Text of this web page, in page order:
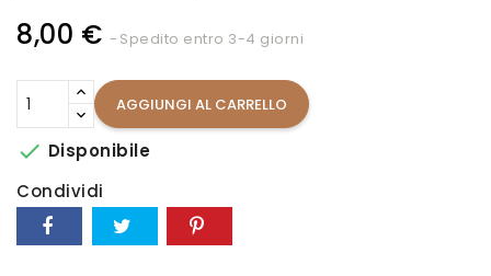
8,00 € Spedito entro 3-4 giorni
AGGIUNGI AL CARRELLO
 Disponibile
Condividi